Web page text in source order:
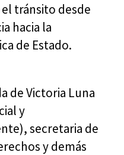
tránsito desde
hacia la
de Estado.
de Victoria Luna
y
secretaria de
y demás